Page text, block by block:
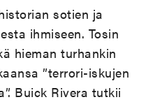
sotien ja
ihmiseen. Tosin
hieman turhankin
”terrori-iskujen
Buick Rivera tutkii